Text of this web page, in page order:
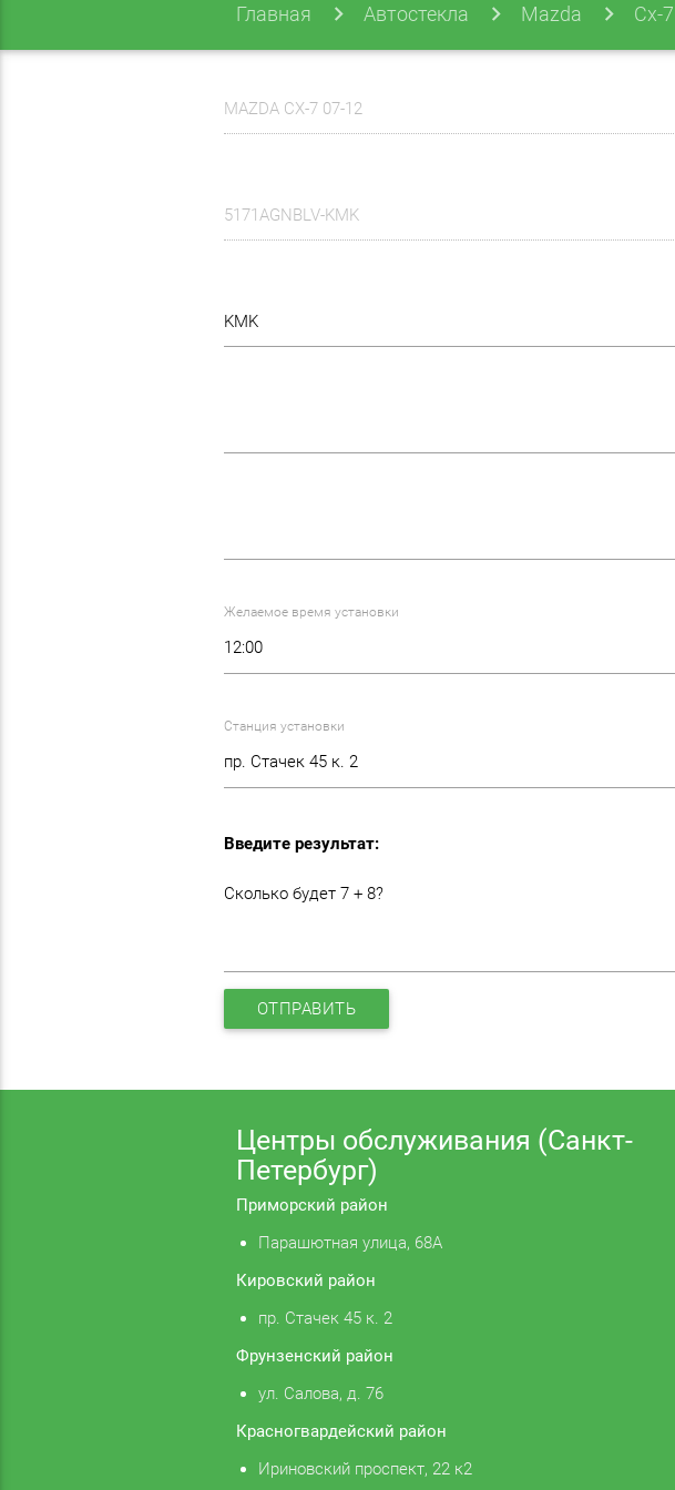
Главная Автостекла Mazda Cx-7
Желаемое время установки
Станция установки
Введите результат:
Сколько будет 7 + 8?
ОТПРАВИТЬ
Центры обслуживания (Санкт-
Петербург)
Приморский район
Парашютная улица, 68А
Кировский район
пр. Стачек 45 к. 2
Фрунзенский район
ул. Салова, д. 76
Красногвардейский район
Ириновский проспект, 22 к2